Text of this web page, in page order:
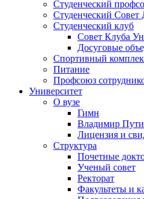
Студенческий
Студенческий Совет
Студенческий клуб
Совет Клуба
Досуговые
Спортивный
Питание
Профсоюз
Университет
О вузе
Гимн
Владимир
Лицензия и
Структура
Почетные
Ученый совет
Ректорат
Факультеты и